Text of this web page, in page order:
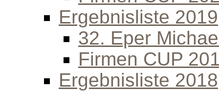
Ergebnisliste 2019
32. Eper
Firmen CUP
Ergebnisliste 2018